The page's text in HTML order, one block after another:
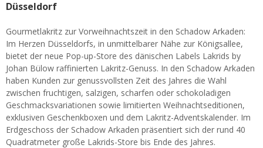
Düsseldorf
Gourmetlakritz zur Vorweihnachtszeit in den Schadow Arkaden:
Im Herzen Düsseldorfs, in unmittelbarer Nähe zur Königsallee,
bietet der neue Pop-up-Store des dänischen Labels Lakrids by
Johan Bülow raffinierten Lakritz-Genuss. In den Schadow Arkaden
haben Kunden zur genussvollsten Zeit des Jahres die Wahl
zwischen fruchtigen, salzigen, scharfen oder schokoladigen
Geschmacksvariationen sowie limitierten Weihnachtseditionen,
exklusiven Geschenkboxen und dem Lakritz-Adventskalender. Im
Erdgeschoss der Schadow Arkaden präsentiert sich der rund 40
Quadratmeter große Lakrids-Store bis Ende des Jahres.